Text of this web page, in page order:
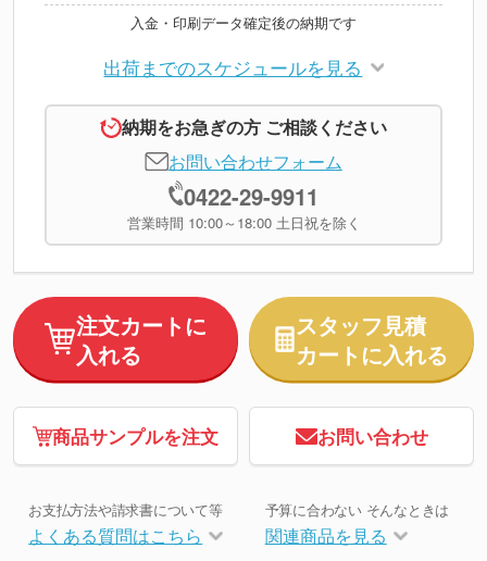
入金・印刷データ確定後の納期です
出荷までのスケジュールを見る
納期をお急ぎの方 ご相談ください
お問い合わせフォーム
0422-29-9911
営業時間 10:00～18:00 土日祝を除く
注文カートに
入れる
スタッフ見積
カートに入れる
商品サンプルを注文 お問い合わせ
お支払方法や請求書について等
よくある質問はこちら
予算に合わない そんなときは
関連商品を見る